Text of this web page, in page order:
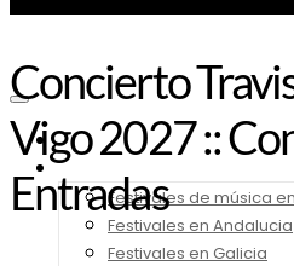
Noticias
Festivales 2026
Festivales de música
Festivales en Andalucia
Festivales en Galicia
Concierto
Vigo 2027 ::
Entradas